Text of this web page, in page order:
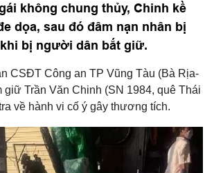
không chung thủy, Chinh kề
dọa, sau đó đâm nạn nhân bị
bị người dân bắt giữ.
CSĐT Công an TP Vũng Tàu (Bà Rịa-
giữ Trần Văn Chinh (SN 1984, quê Thái
về hành vi cố ý gây thương tích.